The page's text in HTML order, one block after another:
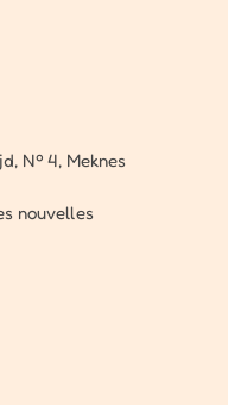
Nº 4, Meknes
nouvelles